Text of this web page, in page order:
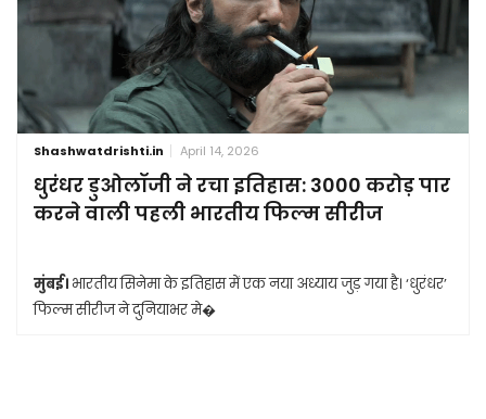
Shashwatdrishti.in April 14, 2026
धुरंधर डुओलॉजी ने रचा इतिहास: 3000 करोड़ पार
करने वाली पहली भारतीय फिल्म सीरीज
मुंबई। भारतीय सिनेमा के इतिहास में एक नया अध्याय जुड़ गया है। ‘धुरंधर’
फिल्म सीरीज ने दुनियाभर मे�